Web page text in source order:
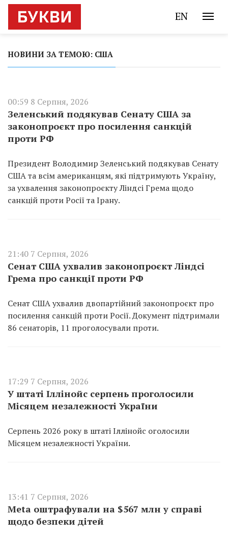
EN
НОВИНИ ЗА ТЕМОЮ: США
00:59 8 Серпня, 2026
Зеленський подякував Сенату США за
законопроєкт про посилення санкцій
проти РФ
Президент Володимир Зеленський подякував Сенату
США та всім американцям, які підтримують Україну,
за ухвалення законопроєкту Ліндсі Грема щодо
санкцій проти Росії та Ірану.
21:40 7 Серпня, 2026
Сенат США ухвалив законопроєкт Ліндсі
Грема про санкції проти РФ
Сенат США ухвалив двопартійний законопроєкт про
посилення санкцій проти Росії. Документ підтримали
86 сенаторів, 11 проголосували проти.
17:29 7 Серпня, 2026
У штаті Іллінойс серпень проголосили
Місяцем незалежності України
Серпень 2026 року в штаті Іллінойс оголосили
Місяцем незалежності України.
13:41 7 Серпня, 2026
Meta оштрафували на $567 млн у справі
щодо безпеки дітей